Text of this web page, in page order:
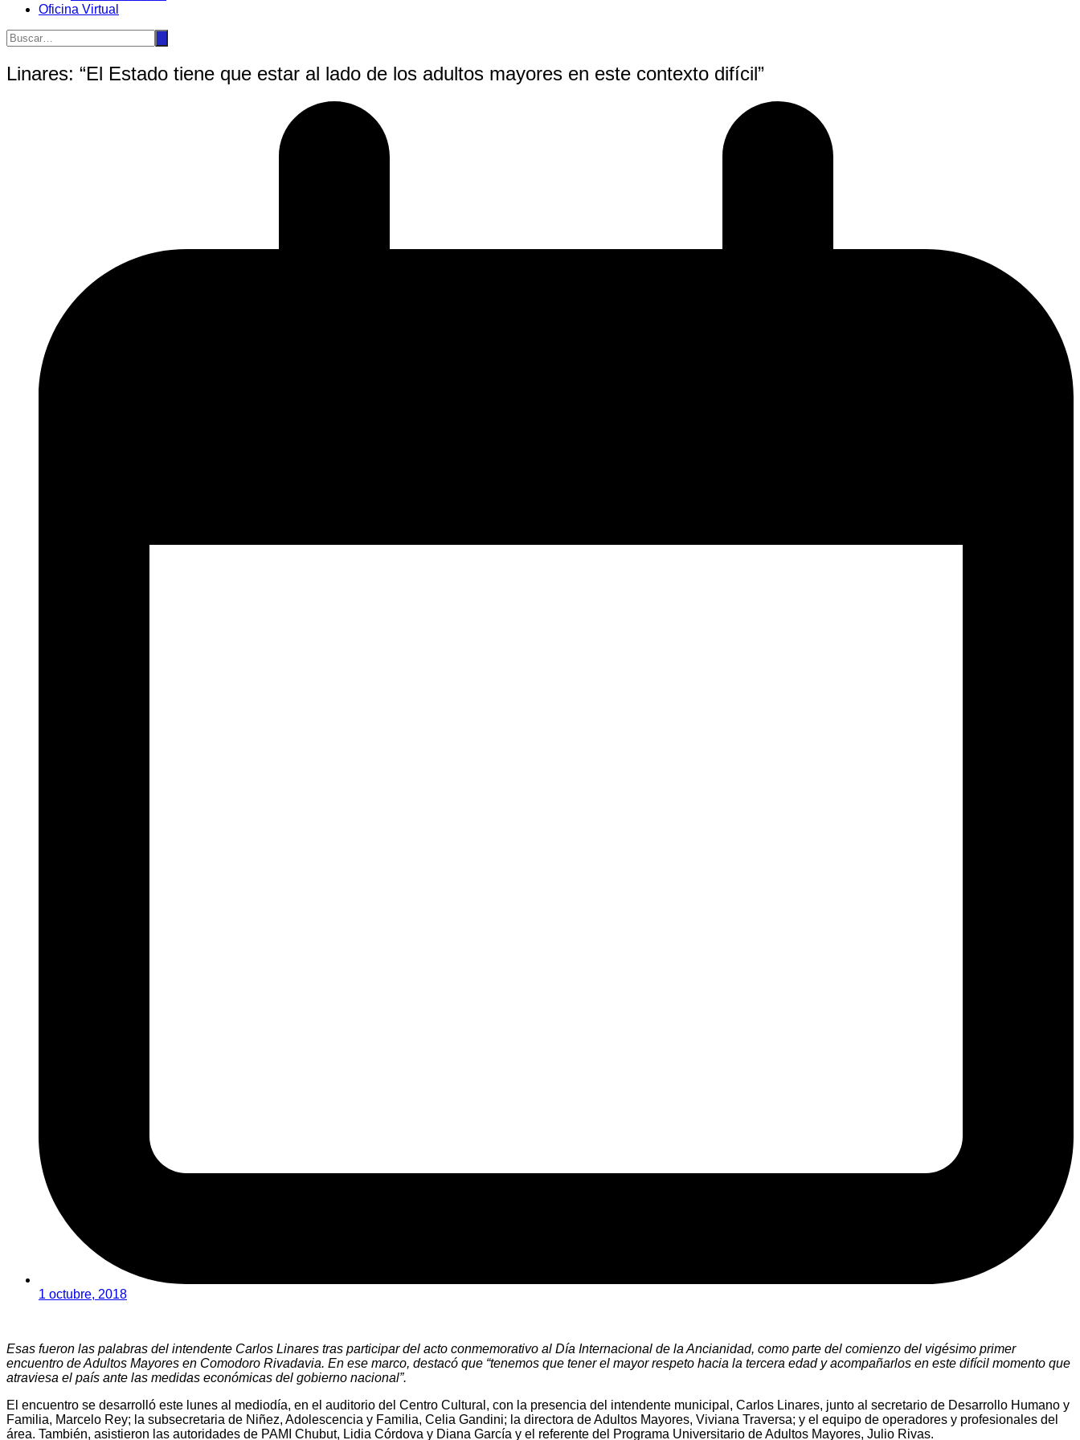
Oficina Virtual
Linares: “El Estado tiene que estar al lado de los adultos mayores en este contexto difícil”
1 octubre, 2018
Esas fueron las palabras del intendente Carlos Linares tras participar del acto conmemorativo al Día Internacional de la Ancianidad, como parte del comienzo del vigésimo primer
encuentro de Adultos Mayores en Comodoro Rivadavia. En ese marco, destacó que “tenemos que tener el mayor respeto hacia la tercera edad y acompañarlos en este difícil momento que
atraviesa el país ante las medidas económicas del gobierno nacional”.
El encuentro se desarrolló este lunes al mediodía, en el auditorio del Centro Cultural, con la presencia del intendente municipal, Carlos Linares, junto al secretario de Desarrollo Humano y
Familia, Marcelo Rey; la subsecretaria de Niñez, Adolescencia y Familia, Celia Gandini; la directora de Adultos Mayores, Viviana Traversa; y el equipo de operadores y profesionales del
área. También, asistieron las autoridades de PAMI Chubut, Lidia Córdova y Diana García y el referente del Programa Universitario de Adultos Mayores, Julio Rivas.